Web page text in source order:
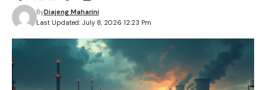
Last Updated: July 8, 2026 12:23 Pm
ByDiajeng Maharini